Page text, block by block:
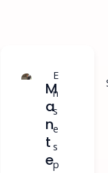
SABER
M
A
N
T
E
E
n
s
e
s
p